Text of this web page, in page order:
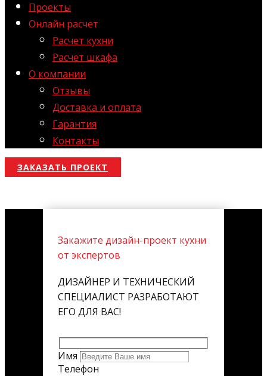
Проекты
Онлайн расчет
Расчет кухни
Расчет шкафа
О компании
Отзывы
Доставка и оплата
Гарантия
Контакты
ЗАКАЗАТЬ ПРОЕКТ
Закажите дизайн-проект кухни
от экспертов
ДИЗАЙНЕР И ТЕХНИЧЕСКИЙ
СПЕЦИАЛИСТ РАЗРАБОТАЮТ
ЕГО ДЛЯ ВАС!
Имя
Телефон